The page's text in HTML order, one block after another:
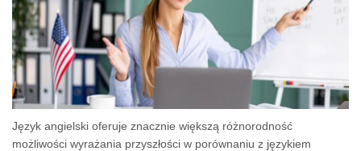
Język angielski oferuje znacznie większą różnorodność
możliwości wyrażania przyszłości w porównaniu z językiem